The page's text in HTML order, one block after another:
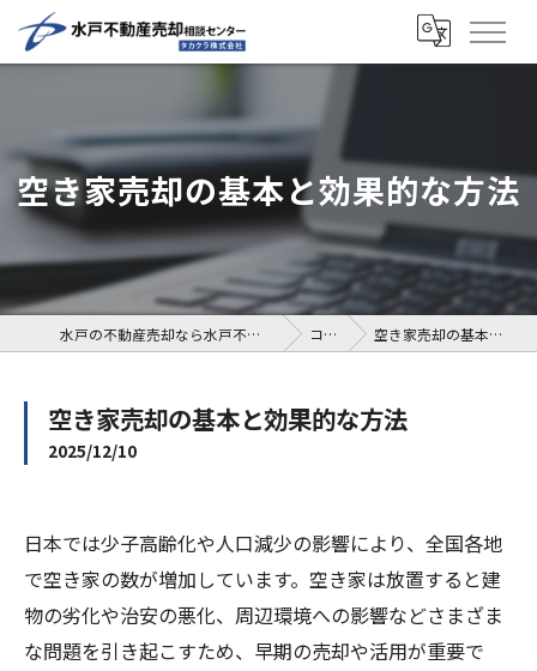
空き家売却の基本と効果的な方法
水戸の不動産売却なら水戸不動産売却相談センター コラム 空き家売却の基本と効果的な方法
空き家売却の基本と効果的な方法
2025/12/10
日本では少子高齢化や人口減少の影響により、全国各地
で空き家の数が増加しています。空き家は放置すると建
物の劣化や治安の悪化、周辺環境への影響などさまざま
な問題を引き起こすため、早期の売却や活用が重要で